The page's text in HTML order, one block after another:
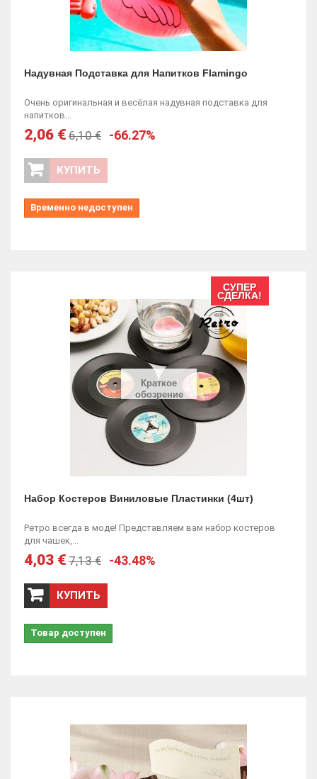
Надувная Подставка для Напитков Flamingo
Очень оригинальная и весёлая надувная подставка для
напитков...
2,06 € 6,10 € -66.27%
КУПИТЬ
Временно недоступен
Краткое
обозрение
СУПЕР
СДЕЛКА!
Набор Костеров Виниловые Пластинки (4шт)
Ретро всегда в моде! Представляем вам набор костеров
для чашек,...
4,03 € 7,13 € -43.48%
КУПИТЬ
Товар доступен